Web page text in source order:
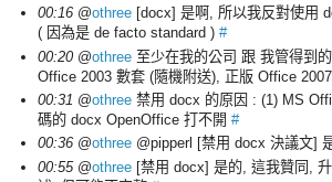
00:16 @othree [docx] 是啊, 所以我反對使用
( 因為是 de facto standard ) #
00:20 @othree 至少在我的公司 跟 我管得到
Office 2003 數套 (隨機附送), 正版 Office
00:31 @othree 禁用 docx 的原因 : (1) MS
碼的 docx OpenOffice 打不開 #
00:36 @othree @pipperl [禁用 docx 決議文]
00:55@othree [禁用 docx] 是的, 這我贊同,